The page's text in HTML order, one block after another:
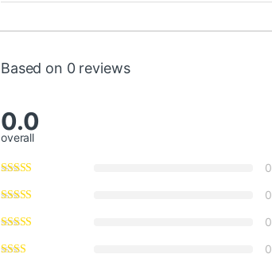
Based on 0 reviews
0.0
overall
0
0
0
0